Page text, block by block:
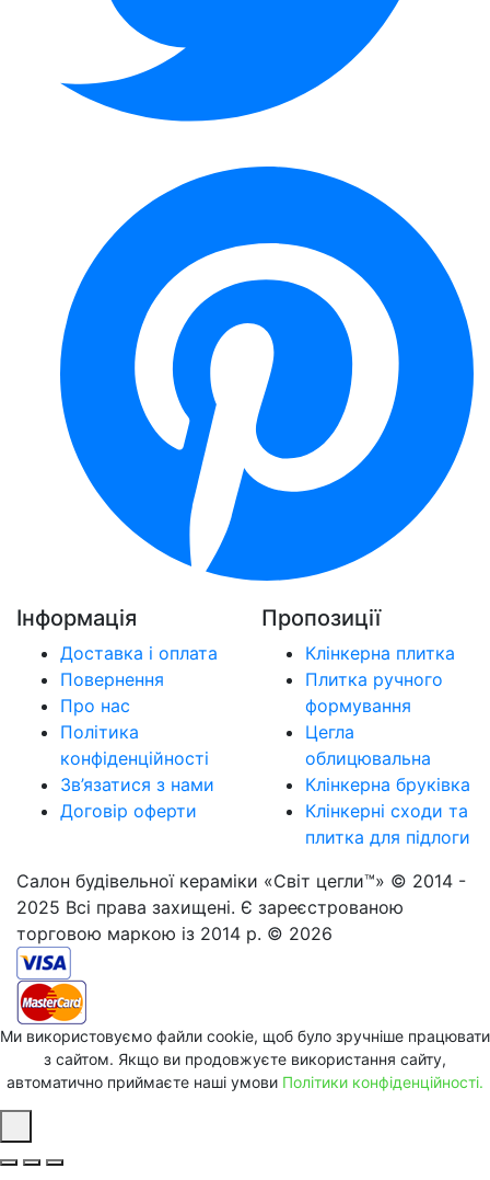
Інформація
Доставка і оплата
Повернення
Про нас
Політика
конфіденційності
Зв’язатися з нами
Договір оферти
Пропозиції
Клінкерна плитка
Плитка ручного
формування
Цегла
облицювальна
Клінкерна бруківка
Клінкерні сходи та
плитка для підлоги
Салон будівельної кераміки «Світ цегли™» © 2014 -
2025 Всі права захищені. Є зареєстрованою
торговою маркою із 2014 р. © 2026
Ми використовуємо файли cookie, щоб було зручніше працювати
з сайтом. Якщо ви продовжуєте використання сайту,
автоматично приймаєте наші умови Політики конфіденційності.